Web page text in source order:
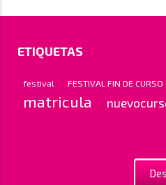
ETIQUETAS
festival FESTIVAL FIN DE CURSO
matricula